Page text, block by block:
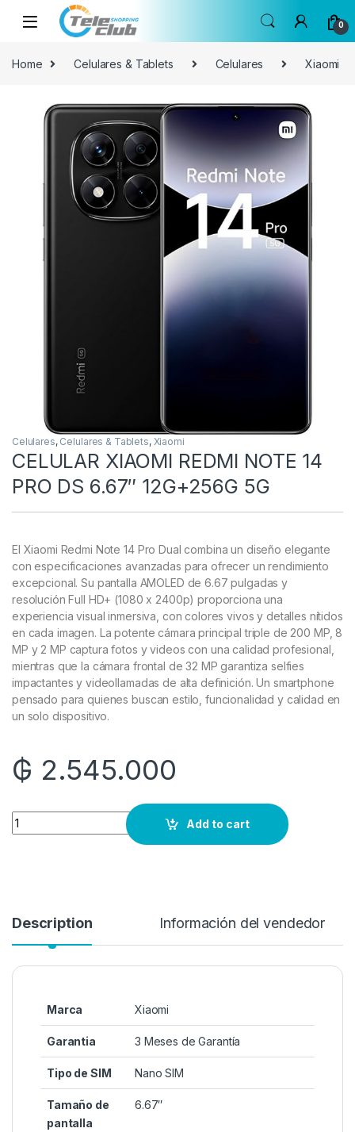
Skip to navigation
Skip to content
0
Home Celulares & Tablets Celulares Xiaomi
Celulares, Celulares & Tablets, Xiaomi
CELULAR XIAOMI REDMI NOTE 14
PRO DS 6.67″ 12G+256G 5G
El Xiaomi Redmi Note 14 Pro Dual combina un diseño elegante
con especificaciones avanzadas para ofrecer un rendimiento
excepcional. Su pantalla AMOLED de 6.67 pulgadas y
resolución Full HD+ (1080 x 2400p) proporciona una
experiencia visual inmersiva, con colores vivos y detalles nítidos
en cada imagen. La potente cámara principal triple de 200 MP, 8
MP y 2 MP captura fotos y videos con una calidad profesional,
mientras que la cámara frontal de 32 MP garantiza selfies
impactantes y videollamadas de alta definición. Un smartphone
pensado para quienes buscan estilo, funcionalidad y calidad en
un solo dispositivo.
₲ 2.545.000
Quantity
Add to cart
Description Información del vendedor
Marca Xiaomi
Garantia 3 Meses de Garantía
Tipo de SIM Nano SIM
Tamaño de
pantalla
6.67″